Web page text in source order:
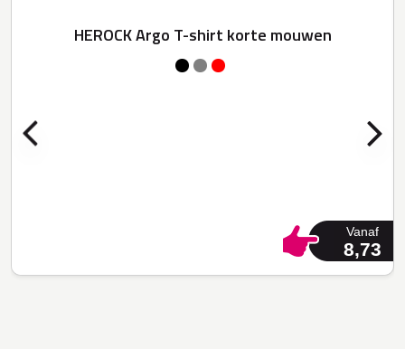
HEROCK Argo T-shirt korte mouwen
Vanaf
8,73